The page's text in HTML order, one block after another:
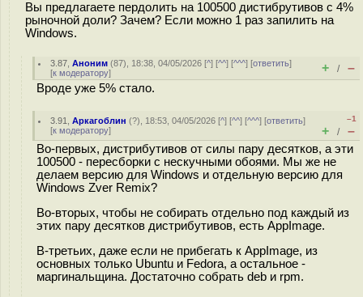
Вы предлагаете пердолить на 100500 дистибрутивов с 4%
рыночной доли? Зачем? Если можно 1 раз запилить на
Windows.
3.87 ,Аноним (87), 18:38, 04/05/2026 [^] [^^] [^^^] [ответить]
[к модератору] + / –
Вроде уже 5% стало.
3.91 ,Аркагоблин (?), 18:53, 04/05/2026 [^] [^^] [^^^] [ответить]
[к модератору]
–1
+ / –
Во-первых, дистрибутивов от силы пару десятков, а эти
100500 - пересборки с нескучными обоями. Мы же не
делаем версию для Windows и отдельную версию для
Windows Zver Remix?
Во-вторых, чтобы не собирать отдельно под каждый из
этих пару десятков дистрибутивов, есть AppImage.
В-третьих, даже если не прибегать к AppImage, из
основных только Ubuntu и Fedora, а остальное -
маргинальщина. Достаточно собрать deb и rpm.